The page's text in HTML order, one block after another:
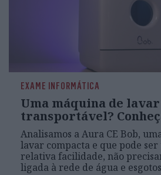
EXAME INFORMÁTICA
Uma máquina de
transportável?
Analisamos a Aura CE Bob,
lavar compacta e que pode
relativa facilidade, não
ligada à rede de água e